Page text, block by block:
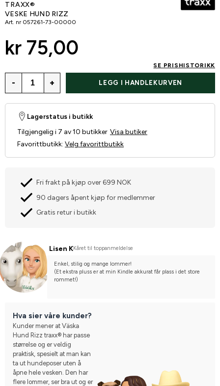
TRAXX®
VESKE HUND RIZZ
Art. nr 057261-73-00000
kr 75,00
SE PRISHISTORIKK
- + LEGG I HANDLEKURVEN
Lagerstatus i butikk
Tilgjengelig i 7 av 10 butikker Visa butiker
Favorittbutikk: Velg favorittbutikk
Fri frakt på kjøp over 699 NOK
90 dagers åpent kjøp for medlemmer
Gratis retur i butikk
Lisen KKåret til toppanmeldelse
Enkel, stilig og mange lommer!
(Et ekstra pluss er at min Kindle akkurat får plass i det store
rommet!)
Hva sier våre kunder?
Kunder mener at Väska
Hund Rizz traxx® har passe
størrelse og er veldig
praktisk, spesielt at man kan
ta ut hundeposer uten å
åpne hele vesken. Den har
flere lommer, ser bra ut og er